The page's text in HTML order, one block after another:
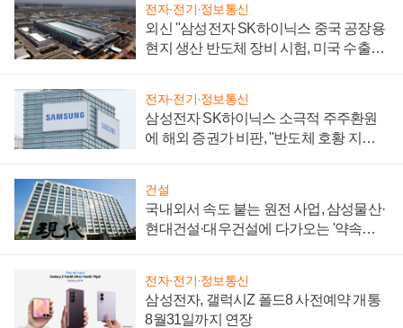
전자·전기·정보통신
외신 "삼성전자 SK하이닉스 중국 공장용
현지 생산 반도체 장비 시험, 미국 수출통
전자·전기·정보통신
삼성전자 SK하이닉스 소극적 주주환원
에 해외 증권가 비판, "반도체 호황 지속
건설
국내외서 속도 붙는 원전 사업, 삼성물산·
현대건설·대우건설에 다가오는 '약속의
전자·전기·정보통신
삼성전자, 갤럭시Z 폴드8 사전예약 개통
8월31일까지 연장